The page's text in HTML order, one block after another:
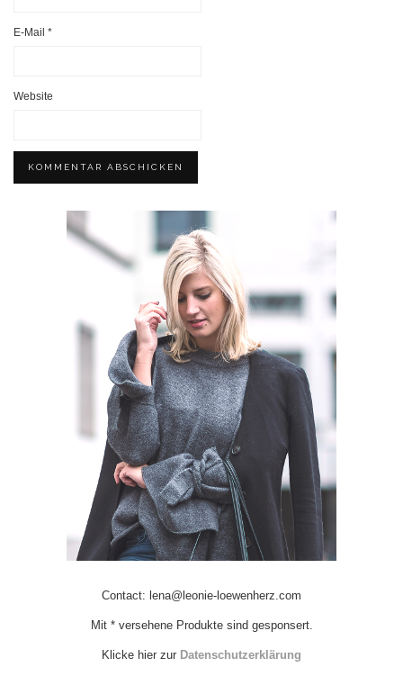
E-Mail *
Website
Contact: lena@leonie-loewenherz.com
Mit * versehene Produkte sind gesponsert.
Klicke hier zur Datenschutzerklärung